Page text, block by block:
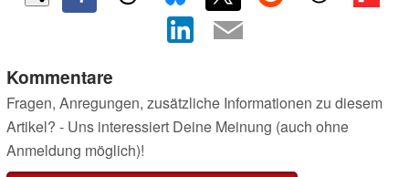
Kommentare
Fragen, Anregungen, zusätzliche Informationen zu diesem
Artikel? - Uns interessiert Deine Meinung (auch ohne
Anmeldung möglich)!